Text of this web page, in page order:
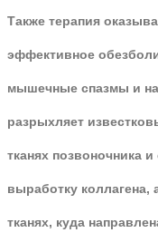
Также терапия
эффективное
мышечные спазмы и
разрыхляет
тканях позвоночника
выработку коллагена,
тканях, куда